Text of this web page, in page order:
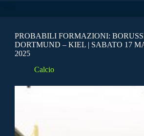
PROBABILI FORMAZIONI:
DORTMUND – KIEL | SABATO 17
2025
Calcio